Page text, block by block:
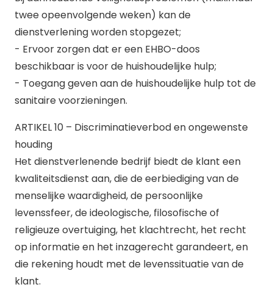
twee opeenvolgende weken) kan de
dienstverlening worden stopgezet;
- Ervoor zorgen dat er een EHBO-doos
beschikbaar is voor de huishoudelijke hulp;
- Toegang geven aan de huishoudelijke hulp tot de
sanitaire voorzieningen.
ARTIKEL 10 – Discriminatieverbod en ongewenste
houding
Het dienstverlenende bedrijf biedt de klant een
kwaliteitsdienst aan, die de eerbiediging van de
menselijke waardigheid, de persoonlijke
levenssfeer, de ideologische, filosofische of
religieuze overtuiging, het klachtrecht, het recht
op informatie en het inzagerecht garandeert, en
die rekening houdt met de levenssituatie van de
klant.